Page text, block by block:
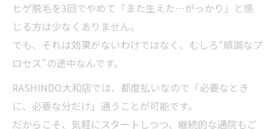
ヒゲ脱毛を3回でやめて「また生えた…がっかり」と感
じる方は少なくありません。
でも、それは効果がないわけではなく、むしろ“順調なプ
ロセス”の途中なんです。
RASHINDO大和店では、都度払いなので「必要なとき
に、必要な分だけ」通うことが可能です。
だからこそ、気軽にスタートしつつ、継続的な通院もご